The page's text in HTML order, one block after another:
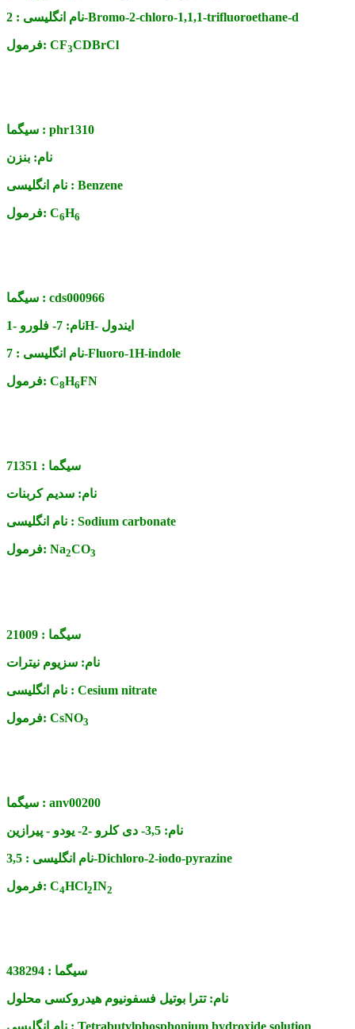
نام انگلیسی :2-Bromo-2-chloro-1,1,1-trifluoroethane-d
فرمول: CF3CDBrCl
سیگما : phr1310
نام: بنزن
نام انگلیسی : Benzene
فرمول: C6H6
سیگما : cds000966
نام: 7- فلورو -1H- ایندول
نام انگلیسی :7-Fluoro-1H-indole
فرمول: C8H6FN
سیگما : 71351
نام: سدیم کربنات
نام انگلیسی : Sodium carbonate
فرمول: Na2CO3
سیگما : 21009
نام: سزیوم نیترات
نام انگلیسی : Cesium nitrate
فرمول: CsNO3
سیگما : anv00200
نام: 3,5- دی کلرو -2- یودو - پیرازین
نام انگلیسی :3,5-Dichloro-2-iodo-pyrazine
فرمول: C4HCl2IN2
سیگما : 438294
نام: تترا بوتیل فسفونیوم هیدروکسی محلول
نام انگلیسی : Tetrabutylphosphonium hydroxide solution